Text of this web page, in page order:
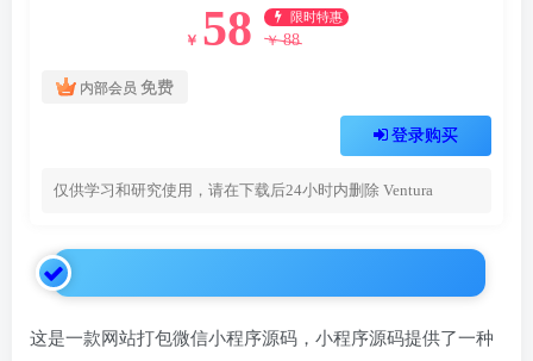
￥ 58 限时特惠
￥ 88
内部会员 免费
登录购买
仅供学习和研究使用，请在下载后24小时内删除 Ventura
这是一款网站打包微信小程序源码，小程序源码提供了一种